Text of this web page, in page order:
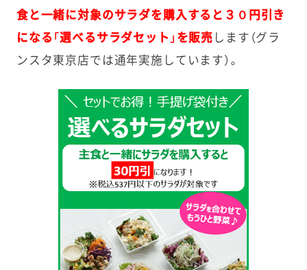
食と一緒に対象のサラダを購入すると３０円引き
になる「選べるサラダセット」を販売 します（グラ
ンスタ東京店では通年実施しています）。